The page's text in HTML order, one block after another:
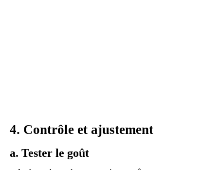
4. Contrôle et ajustement
a. Tester le goût